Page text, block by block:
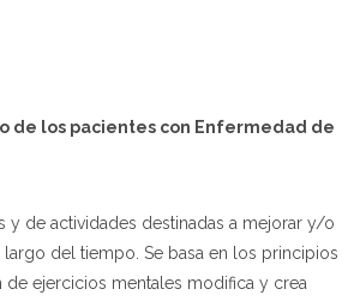
de los pacientes con Enfermedad de
y de actividades destinadas a mejorar y/o
del tiempo. Se basa en los principios
ejercicios mentales modifica y crea